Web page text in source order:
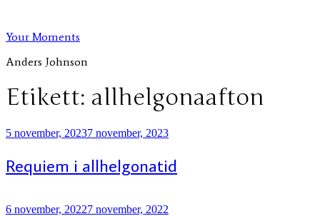
innehåll
Your Moments
Anders Johnson
Etikett: allhelgonaafton
Publicerat
5 november, 20237 november, 2023
Requiem i allhelgonatid
Publicerat
6 november, 20227 november, 2022